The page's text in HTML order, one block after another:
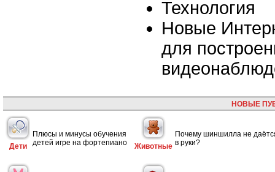
Технология
Новые
для
НОВЫЕ
Дети
Плюсы и минусы обучения
детей игре на фортепиано
Животные
Почему шиншилла не
в руки?